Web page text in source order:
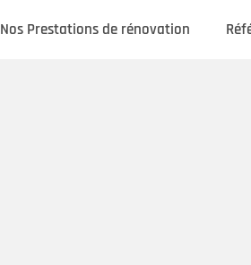
Nos Prestations de rénovation